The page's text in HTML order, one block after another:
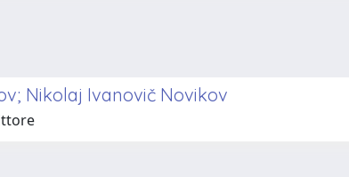
Nikolaj Ivanovič Novikov